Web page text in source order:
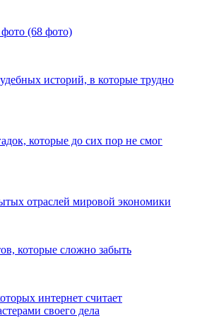
(68 фото)
историй, в которые трудно
которые до сих пор не смог
отраслей мировой экономики
которые сложно забыть
интернет считает
своего дела